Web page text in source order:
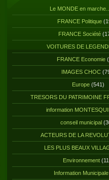
Le MONDE en marche..
FRANCE Politique
FRANCE Société
VOITURES DE
FRANCE Economie
IMAGES CHOC
Europe (541)
TRESORS DU PATRIMOINE
information
conseil municipal
ACTEURS DE LA
LES PLUS BEAUX
Environnement
Information Municipale